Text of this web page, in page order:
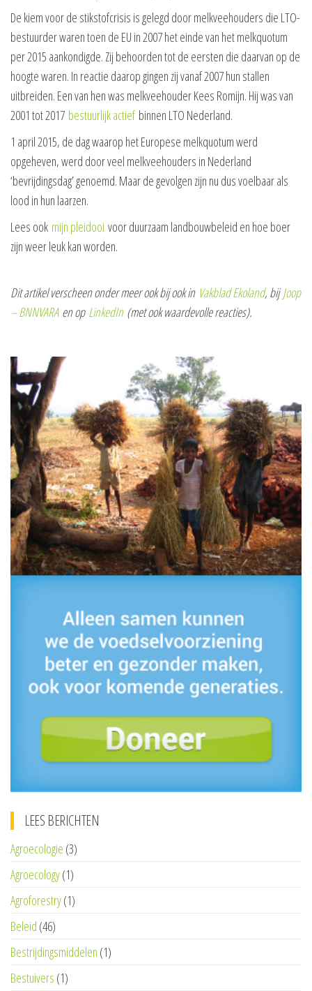
De kiem voor de stikstofcrisis is gelegd door melkveehouders die LTO-
bestuurder waren toen de EU in 2007 het einde van het melkquotum
per 2015 aankondigde. Zij behoorden tot de eersten die daarvan op de
hoogte waren. In reactie daarop gingen zij vanaf 2007 hun stallen
uitbreiden. Een van hen was melkveehouder Kees Romijn. Hij was van
2001 tot 2017 bestuurlijk actief binnen LTO Nederland.
1 april 2015, de dag waarop het Europese melkquotum werd
opgeheven, werd door veel melkveehouders in Nederland
‘bevrijdingsdag’ genoemd. Maar de gevolgen zijn nu dus voelbaar als
lood in hun laarzen.
Lees ook mijn pleidooi voor duurzaam landbouwbeleid en hoe boer
zijn weer leuk kan worden.
Dit artikel verscheen onder meer ook bij ook in Vakblad Ekoland, bijJoop
– BNNVARAen op LinkedIn (met ook waardevolle reacties).
LEES BERICHTEN
Agroecologie (3)
Agroecology(1)
Agroforestry(1)
Beleid (46)
Bestrijdingsmiddelen (1)
Bestuivers (1)